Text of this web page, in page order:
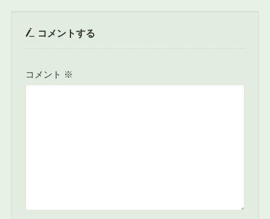
コメントする
コメント ※